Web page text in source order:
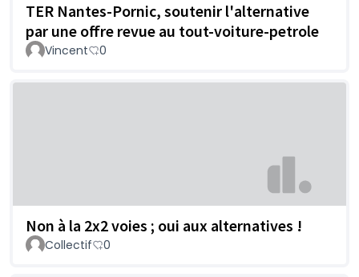
TER Nantes-Pornic, soutenir l'alternative
par une offre revue au tout-voiture-petrole
Vincent 0
Non à la 2x2 voies ; oui aux alternatives !
Collectif 0